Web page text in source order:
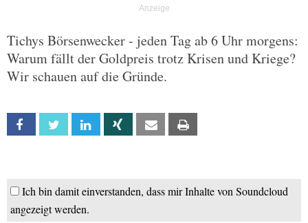
Tichys Börsenwecker - jeden Tag ab 6 Uhr morgens:
Warum fällt der Goldpreis trotz Krisen und Kriege?
Wir schauen auf die Gründe.
Facebook Twitter Linkedin Xing Email
Ich bin damit einverstanden, dass mir Inhalte von Soundcloud
angezeigt werden.